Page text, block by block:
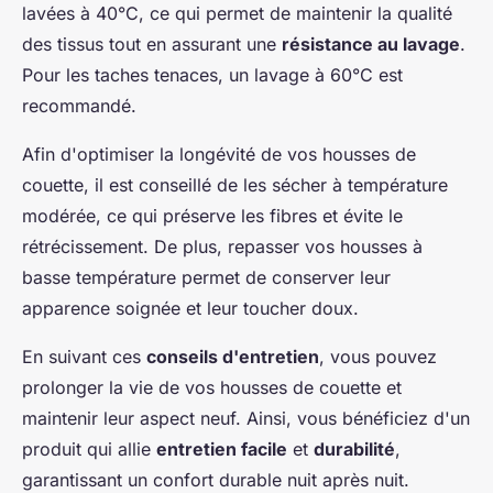
lavées à 40°C, ce qui permet de maintenir la qualité
des tissus tout en assurant une résistance au lavage.
Pour les taches tenaces, un lavage à 60°C est
recommandé.
Afin d'optimiser la longévité de vos housses de
couette, il est conseillé de les sécher à température
modérée, ce qui préserve les fibres et évite le
rétrécissement. De plus, repasser vos housses à
basse température permet de conserver leur
apparence soignée et leur toucher doux.
En suivant ces conseils d'entretien, vous pouvez
prolonger la vie de vos housses de couette et
maintenir leur aspect neuf. Ainsi, vous bénéficiez d'un
produit qui allie entretien facile et durabilité,
garantissant un confort durable nuit après nuit.